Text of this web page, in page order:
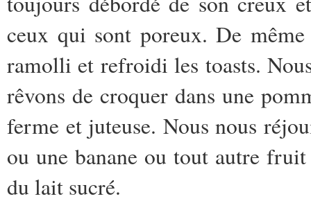
ceux qui sont poreux. De
ramolli et refroidi les toasts.
rêvons de croquer dans une
ferme et juteuse. Nous nous
ou une banane ou tout autre
du lait sucré.